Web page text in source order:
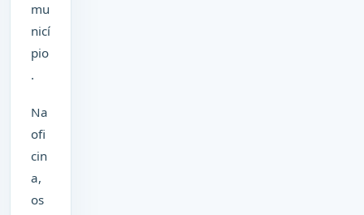
mu
nicí
pio
.
Na
ofi
cin
a,
os